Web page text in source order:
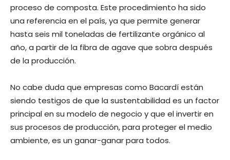
proceso de composta. Este procedimiento ha sido
una referencia en el país, ya que permite generar
hasta seis mil toneladas de fertilizante orgánico al
año, a partir de la fibra de agave que sobra después
de la producción.
No cabe duda que empresas como Bacardí están
siendo testigos de que la sustentabilidad es un factor
principal en su modelo de negocio y que el invertir en
sus procesos de producción, para proteger el medio
ambiente, es un ganar-ganar para todos.